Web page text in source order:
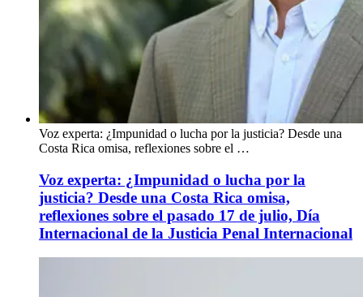
Voz experta: ¿Impunidad o lucha por la justicia? Desde una
Costa Rica omisa, reflexiones sobre el …
Voz experta: ¿Impunidad o lucha por la
justicia? Desde una Costa Rica omisa,
reflexiones sobre el pasado 17 de julio, Día
Internacional de la Justicia Penal Internacional